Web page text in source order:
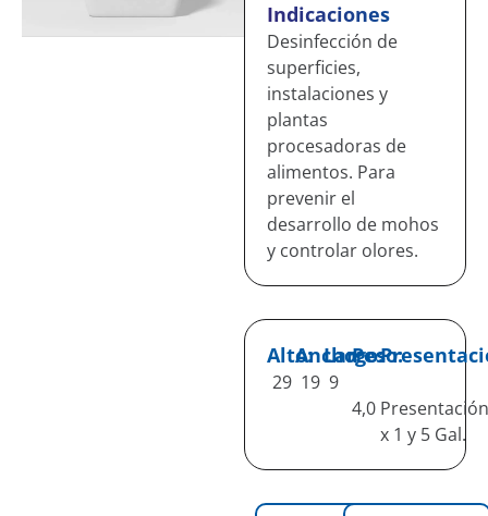
Indicaciones
Desinfección de
superficies,
instalaciones y
plantas
procesadoras de
alimentos. Para
prevenir el
desarrollo de mohos
y controlar olores.
Alto:
29
Ancho:
19
Largo:
9
Peso:
4,0
x 1 y 5 Gal.